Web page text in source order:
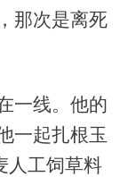
那次是离死
一线。他的
一起扎根玉
人工饲草料